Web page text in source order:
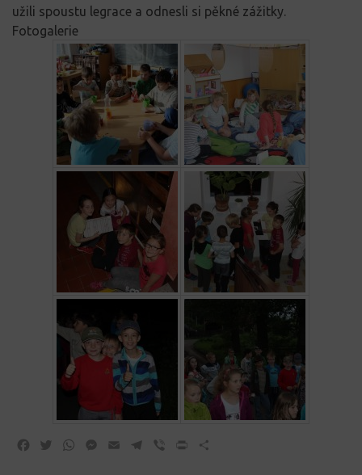
užili spoustu legrace a odnesli si pěkné zážitky.
Fotogalerie
Facebook
TwitterWhatsApp
Messenger
Email Telegram
Viber Print